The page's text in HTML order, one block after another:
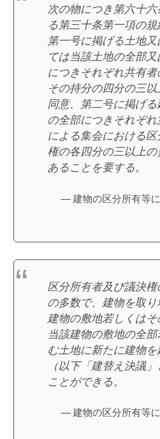
次の物につき第六十
る第三十条第一項の規
第一号に掲げる土地
ては当該土地の全部
につきそれぞれ共有
その持分の四分の三
同意、第二号に掲げ
の全部につきそれぞ
による集会における
権の各四分の三以上
あることを要する。
建物の区分所有等
区分所有者及び議決
の多数で、建物を取
建物の敷地若しくは
当該建物の敷地の全
む土地に新たに建物
（以下「建替え決議
ことができる。
建物の区分所有等